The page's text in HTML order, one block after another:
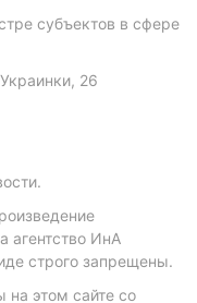
субъектов в сфере
26
агентство ИнА
строго запрещены.
этом сайте со